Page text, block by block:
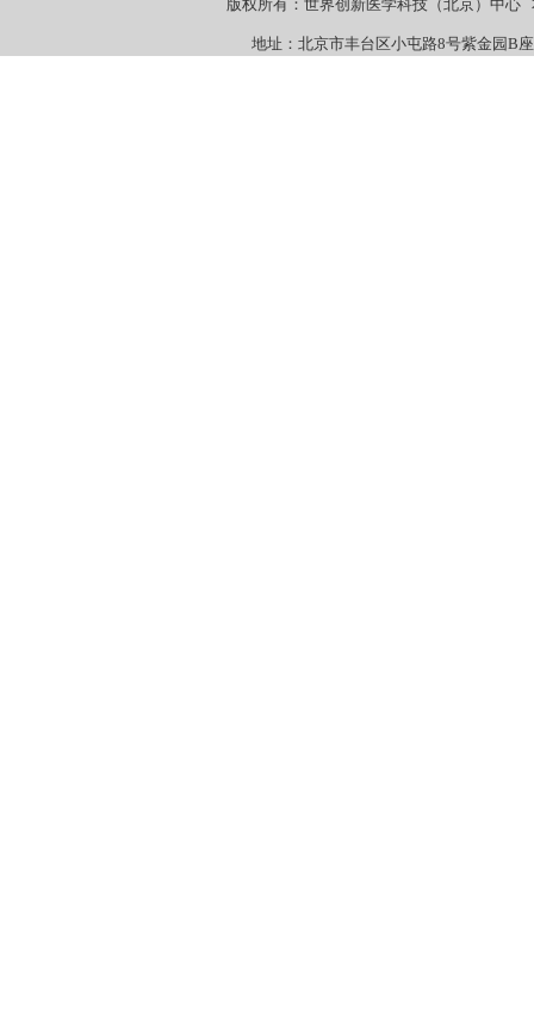
版权所有：世界创新医学科技（北京）中
地址：北京市丰台区小屯路8号紫金园